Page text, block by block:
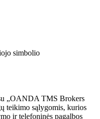
simbolio
„OANDA TMS Brokers
teikimo sąlygomis, kurios
ir telefoninės pagalbos